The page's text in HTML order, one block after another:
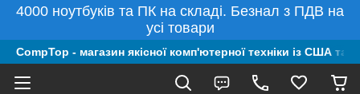
4000 ноутбуків та ПК на складі. Безнал з ПДВ на
усі товари
CompTop - магазин якісної комп'ютерної техніки із США та